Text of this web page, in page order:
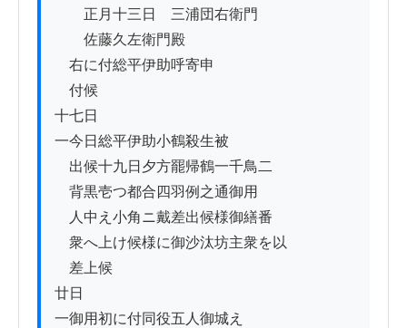
正月十三日　三浦団右衛門
佐藤久左衛門殿
右に付総平伊助呼寄申
付候
十七日
一今日総平伊助小鶴殺生被
出候十九日夕方罷帰鶴一千鳥二
背黒壱つ都合四羽例之通御用
人中え小角ニ戴差出候様御繕番
衆へ上け候様に御沙汰坊主衆を以
差上候
廿日
一御用初に付同役五人御城え